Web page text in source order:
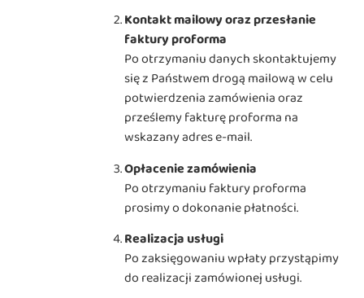
Kontakt mailowy oraz przesłanie
faktury proforma
Po otrzymaniu danych skontaktujemy
się z Państwem drogą mailową w celu
potwierdzenia zamówienia oraz
prześlemy fakturę proforma na
wskazany adres e-mail.
Opłacenie zamówienia
Po otrzymaniu faktury proforma
prosimy o dokonanie płatności.
Realizacja usługi
Po zaksięgowaniu wpłaty przystąpimy
do realizacji zamówionej usługi.